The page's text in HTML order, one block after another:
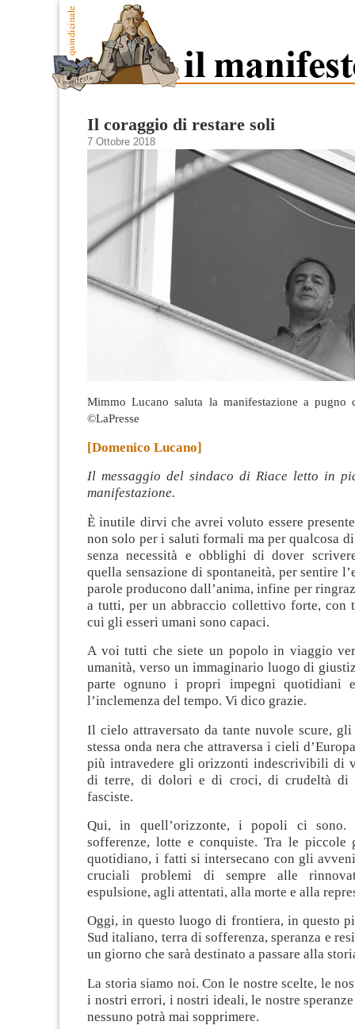
Il coraggio di restare soli
7 Ottobre 2018
Mimmo Lucano saluta la manifestazione a pugno
©LaPresse
[Domenico Lucano]
Il messaggio del sindaco di Riace letto in
manifestazione.
È inutile dirvi che avrei voluto essere
non solo per i saluti formali ma per qualcosa
senza necessità e obblighi di dover
quella sensazione di spontaneità, per sentire
parole producono dall’anima, infine per
a tutti, per un abbraccio collettivo forte, con
cui gli esseri umani sono capaci.
A voi tutti che siete un popolo in viaggio
umanità, verso un immaginario luogo di
parte ognuno i propri impegni quotidiani
l’inclemenza del tempo. Vi dico grazie.
Il cielo attraversato da tante nuvole scure,
stessa onda nera che attraversa i cieli
più intravedere gli orizzonti indescrivibili di
di terre, di dolori e di croci, di crudeltà di
fasciste.
Qui, in quell’orizzonte, i popoli ci
sofferenze, lotte e conquiste. Tra le piccole
quotidiano, i fatti si intersecano con gli
cruciali problemi di sempre alle
espulsione, agli attentati, alla morte e alla
Oggi, in questo luogo di frontiera, in questo
Sud italiano, terra di sofferenza, speranza e
un giorno che sarà destinato a passare alla
La storia siamo noi. Con le nostre scelte, le
i nostri errori, i nostri ideali, le nostre
nessuno potrà mai sopprimere.